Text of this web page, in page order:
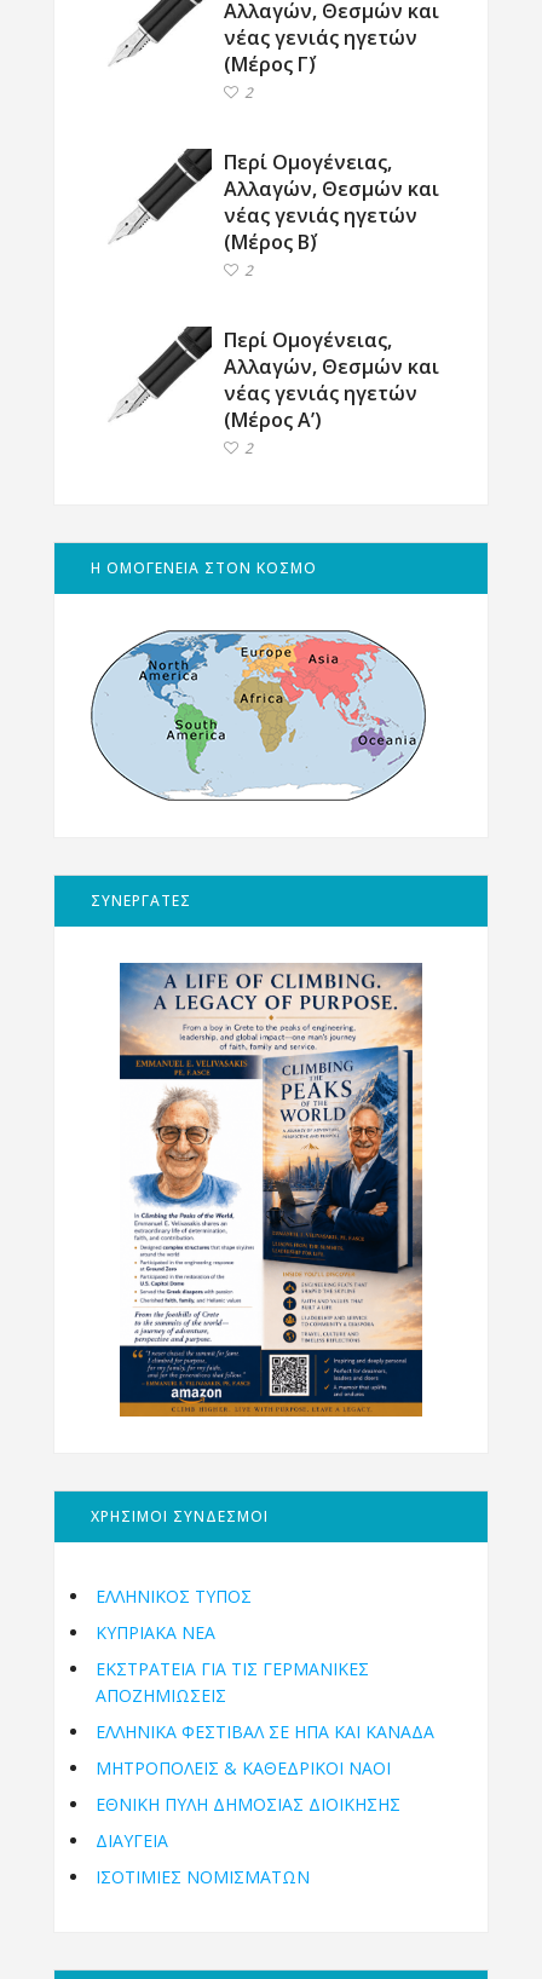
Αλλαγών, Θεσμών και
νέας γενιάς ηγετών
(Μέρος Γ΄)
2
Περί Ομογένειας,
Αλλαγών, Θεσμών και
νέας γενιάς ηγετών
(Μέρος Β΄)
2
Περί Ομογένειας,
Αλλαγών, Θεσμών και
νέας γενιάς ηγετών
(Μέρος Α’)
2
Η ΟΜΟΓΕΝΕΙΑ ΣΤΟΝ ΚΟΣΜΟ
ΣΥΝΕΡΓΑΤΕΣ
ΧΡΗΣΙΜΟΙ ΣΥΝΔΕΣΜΟΙ
ΕΛΛΗΝΙΚΟΣ ΤΥΠΟΣ
ΚΥΠΡΙΑΚΑ ΝΕΑ
ΕΚΣΤΡΑΤΕΙΑ ΓΙΑ ΤΙΣ ΓΕΡΜΑΝΙΚΕΣ
ΑΠΟΖΗΜΙΩΣΕΙΣ
ΕΛΛΗΝΙΚΆ ΦΕΣΤΙΒΆΛ ΣΕ ΗΠΑ ΚΑΙ ΚΑΝΑΔΑ
ΜΗΤΡΟΠΌΛΕΙΣ & ΚΑΘΕΔΡΙΚΟΊ ΝΑΟΊ
ΕΘΝΙΚΉ ΠΎΛΗ ΔΗΜΌΣΙΑΣ ΔΙΟΊΚΗΣΗΣ
ΔΙΑΥΓΕΙΑ
ΙΣΟΤΙΜΙΕΣ ΝΟΜΙΣΜΑΤΩΝ